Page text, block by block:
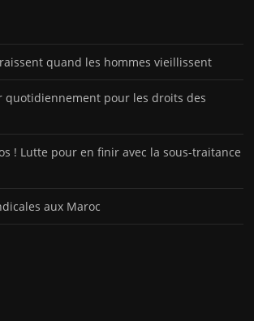
quand les hommes vieillissent
quotidiennement pour les droits des
! Lutte pour en finir avec la sous-traitance
aux Maroc